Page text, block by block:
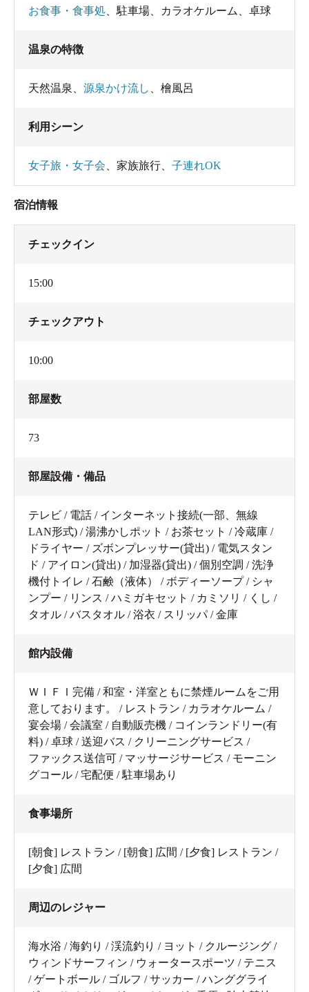
お食事・食事処 駐車場 カラオケルーム 卓球
温泉の特徴
天然温泉 源泉かけ流し 檜風呂
利用シーン
女子旅・女子会 家族旅行 子連れOK
宿泊情報
チェックイン
15:00
チェックアウト
10:00
部屋数
73
部屋設備・備品
テレビ / 電話 / インターネット接続(一部、無線
LAN形式) / 湯沸かしポット / お茶セット / 冷蔵庫 /
ドライヤー / ズボンプレッサー(貸出) / 電気スタン
ド / アイロン(貸出) / 加湿器(貸出) / 個別空調 / 洗浄
機付トイレ / 石鹸（液体） / ボディーソープ / シャ
ンプー / リンス / ハミガキセット / カミソリ / くし /
タオル / バスタオル / 浴衣 / スリッパ / 金庫
館内設備
ＷＩＦＩ完備 / 和室・洋室ともに禁煙ルームをご用
意しております。 / レストラン / カラオケルーム /
宴会場 / 会議室 / 自動販売機 / コインランドリー(有
料) / 卓球 / 送迎バス / クリーニングサービス /
ファックス送信可 / マッサージサービス / モーニン
グコール / 宅配便 / 駐車場あり
食事場所
[朝食] レストラン / [朝食] 広間 / [夕食] レストラン /
[夕食] 広間
周辺のレジャー
海水浴 / 海釣り / 渓流釣り / ヨット / クルージング /
ウィンドサーフィン / ウォータースポーツ / テニス
/ ゲートボール / ゴルフ / サッカー / ハンググライ